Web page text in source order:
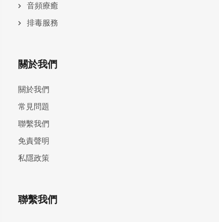
⾳頻療癒
排毒服務
關於我們
關於我們
常見問題
聯繫我們
免責聲明
私隱政策
聯繫我們